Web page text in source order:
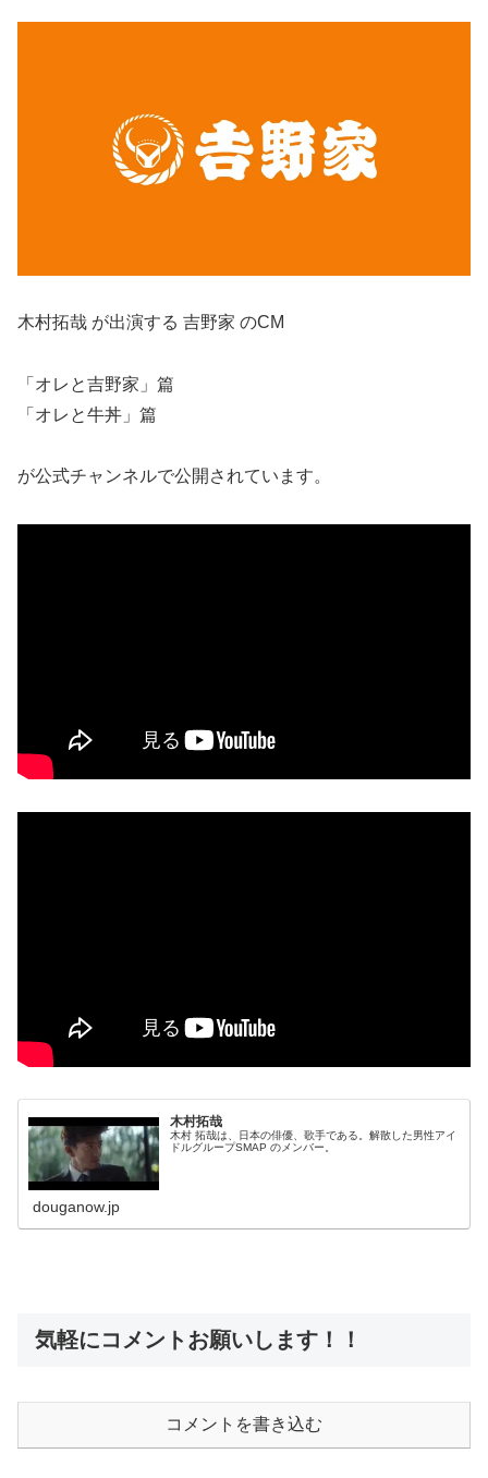
木村拓哉 が出演する 吉野家 のCM
「オレと吉野家」篇
「オレと牛丼」篇
が公式チャンネルで公開されています。
木村拓哉
木村 拓哉は、日本の俳優、歌手である。解散した男性アイ
ドルグループSMAP のメンバー。
douganow.jp
気軽にコメントお願いします！！
コメントを書き込む